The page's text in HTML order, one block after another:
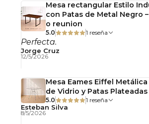
Mesa rectangular Estilo
con Patas de Metal Negro
o reunion
5.0 1 reseña
Perfecta.
Jorge Cruz
12/5/2026
Mesa Eames Eiffel
de Vidrio y Patas Plateadas
5.0 1 reseña
Esteban Silva
8/5/2026